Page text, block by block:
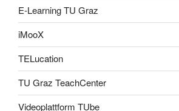
E-Learning TU Graz
iMooX
TELucation
TU Graz TeachCenter
Videoplattform TUbe